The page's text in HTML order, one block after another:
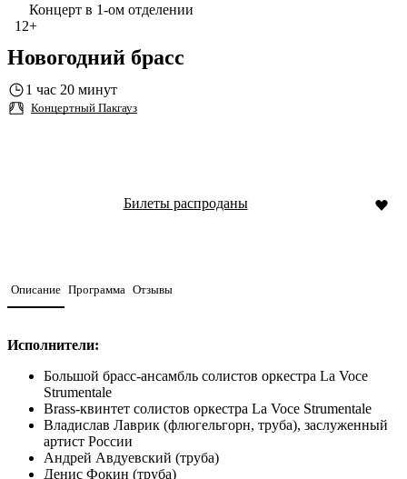
Концерт в 1-ом отделении
12+
Новогодний брасс
1 час 20 минут
Концертный Пакгауз
Билеты распроданы
Описание Программа Отзывы
Исполнители:
Большой брасс-ансамбль солистов оркестра La Voce
Strumentale
Brass-квинтет солистов оркестра La Voce Strumentale
Владислав Лаврик (флюгельгорн, труба), заслуженный
артист России
Андрей Авдуевский (труба)
Денис Фокин (труба)